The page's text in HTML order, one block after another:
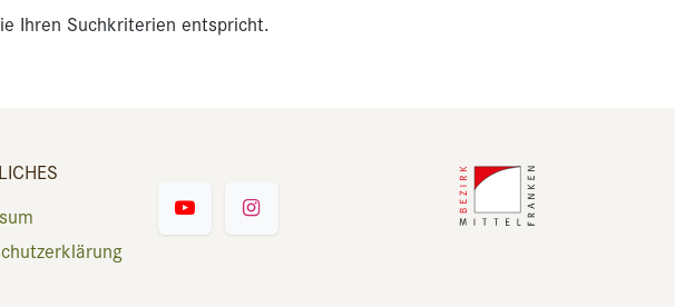
Ihren Suchkriterien entspricht.